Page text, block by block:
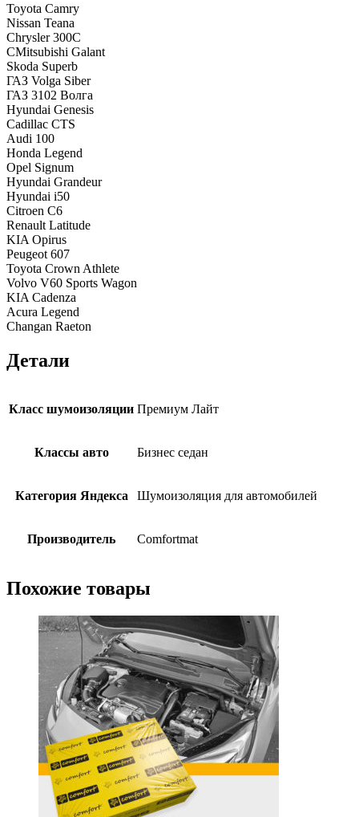
Toyota Camry
Nissan Teana
Chrysler 300C
CMitsubishi Galant
Skoda Superb
ГАЗ Volga Siber
ГАЗ 3102 Волга
Hyundai Genesis
Cadillac CTS
Audi 100
Honda Legend
Opel Signum
Hyundai Grandeur
Hyundai i50
Citroen C6
Renault Latitude
KIA Opirus
Peugeot 607
Toyota Crown Athlete
Volvo V60 Sports Wagon
KIA Cadenza
Acura Legend
Changan Raeton
Детали
Класс шумоизоляции Премиум Лайт
Классы авто Бизнес седан
Категория Яндекса Шумоизоляция для автомобилей
Производитель Comfortmat
Похожие товары